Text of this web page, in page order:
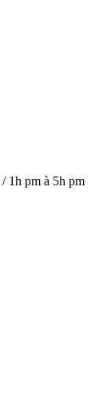
/ 1h pm à 5h pm